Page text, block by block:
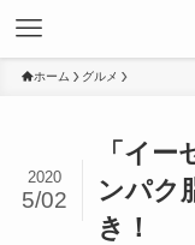
ホーム グルメ
「イ
ンパク
き！
2020
5/02